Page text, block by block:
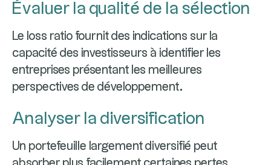
Évaluer la qualité de la sélection
Le loss ratio fournit des indications sur la
capacité des investisseurs à identifier les
entreprises présentant les meilleures
perspectives de développement.
Analyser la diversification
Un portefeuille largement diversifié peut